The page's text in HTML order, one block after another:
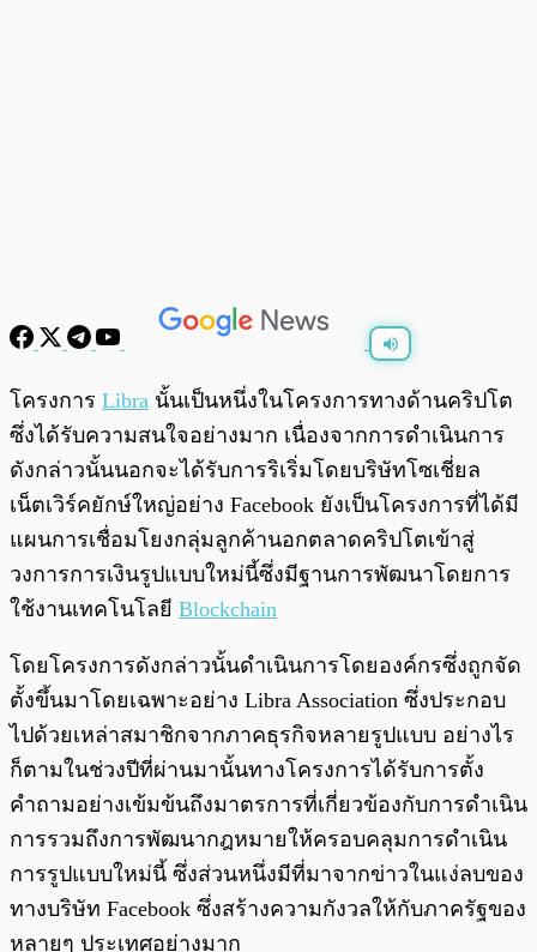
0:00 0:00
โครงการ Libra นั้นเป็นหนึ่งในโครงการทางด้านคริปโต
ซึ่งได้รับความสนใจอย่างมาก เนื่องจากการดำเนินการ
ดังกล่าวนั้นนอกจะได้รับการริเริ่มโดยบริษัทโซเชี่ยล
เน็ตเวิร์คยักษ์ใหญ่อย่าง Facebook ยังเป็นโครงการที่ได้มี
แผนการเชื่อมโยงกลุ่มลูกค้านอกตลาดคริปโตเข้าสู่
วงการการเงินรูปแบบใหม่นี้ซึ่งมีฐานการพัฒนาโดยการ
ใช้งานเทคโนโลยี Blockchain
โดยโครงการดังกล่าวนั้นดำเนินการโดยองค์กรซึ่งถูกจัด
ตั้งขึ้นมาโดยเฉพาะอย่าง Libra Association ซึ่งประกอบ
ไปด้วยเหล่าสมาชิกจากภาคธุรกิจหลายรูปแบบ อย่างไร
ก็ตามในช่วงปีที่ผ่านมานั้นทางโครงการได้รับการตั้ง
คำถามอย่างเข้มข้นถึงมาตรการที่เกี่ยวข้องกับการดำเนิน
การรวมถึงการพัฒนากฎหมายให้ครอบคลุมการดำเนิน
การรูปแบบใหม่นี้ ซึ่งส่วนหนึ่งมีที่มาจากข่าวในแง่ลบของ
ทางบริษัท Facebook ซึ่งสร้างความกังวลให้กับภาครัฐของ
หลายๆ ประเทศอย่างมาก